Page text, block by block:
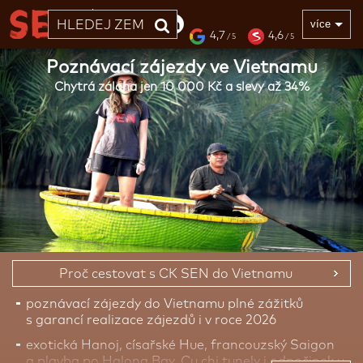
33 LET více
4,7 / 5 4,6 / 5
Poznávací zájezdy ve Vietnamu
Chytrá záloha jen 10 000 Kč a slevy až 34%
Proč cestovat s CK SEN do Vietnamu
poznávací zájezdy do Vietnamu plné zážitků
s garancí realizace zájezdů i v roce 2026
exotická Hanoj, císařské Hue, francouzský Saigon